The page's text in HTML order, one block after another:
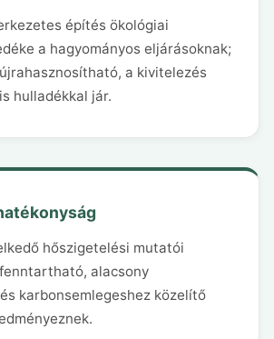
építés ökológiai
a hagyományos eljárásoknak;
a kivitelezés
hulladékkal jár.
hőszigetelési mutatói
alacsony
karbonsemlegeshez közelítő